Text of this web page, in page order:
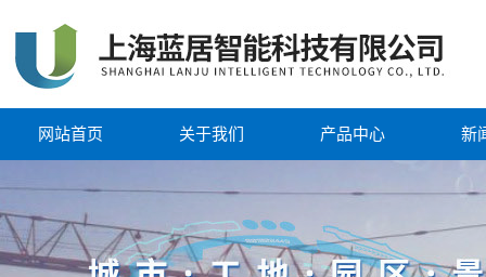
网站首页 关于我们 产品中心 新